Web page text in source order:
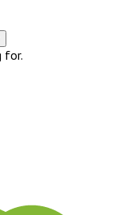
for.